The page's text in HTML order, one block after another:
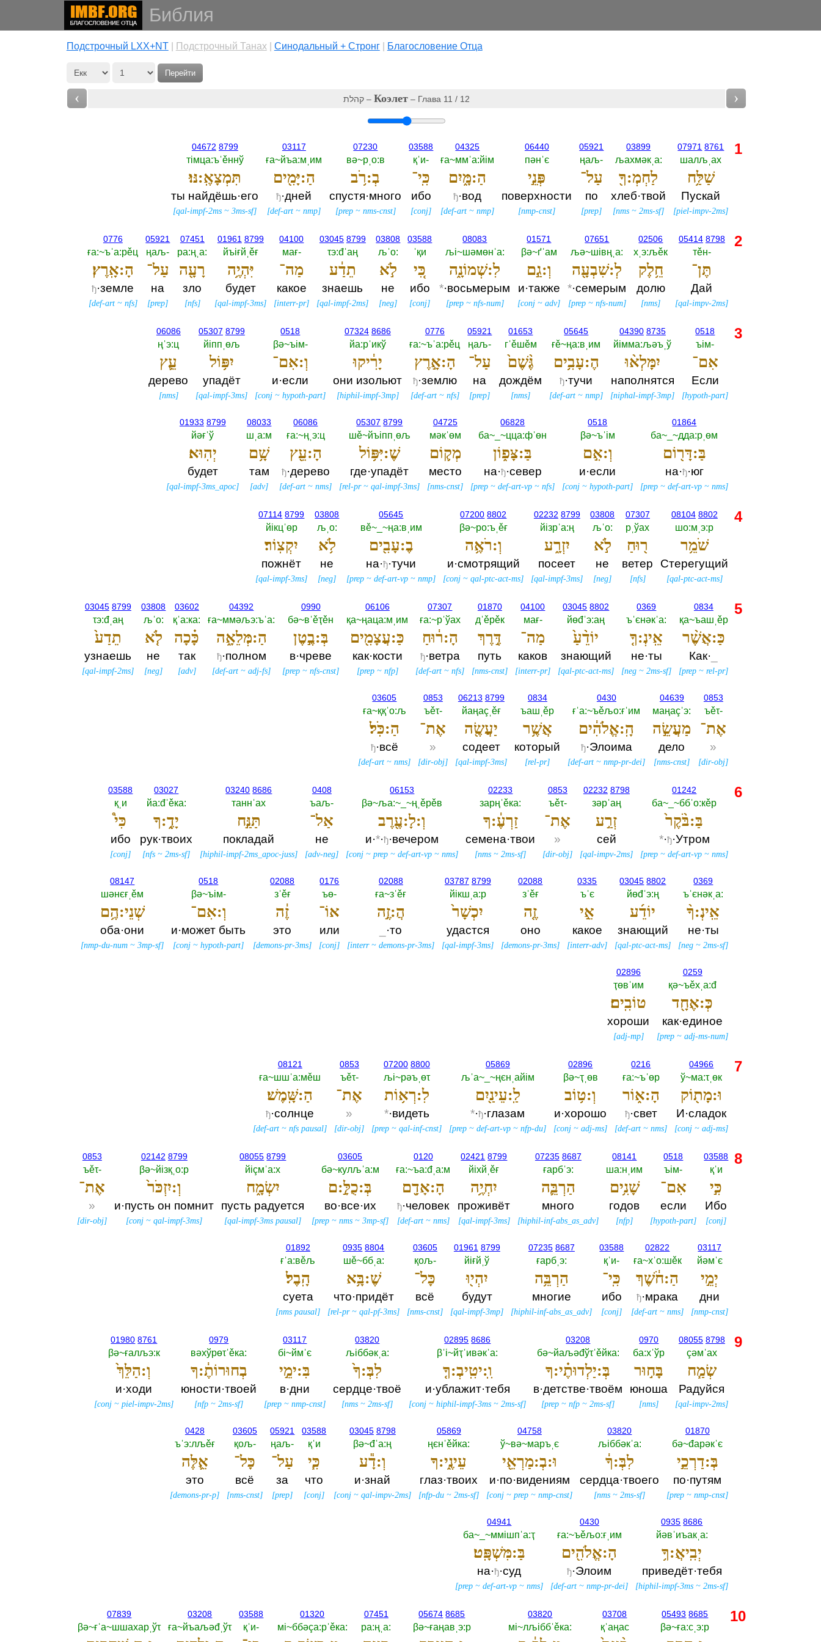
Библия
Подстрочный LXX+NT| Подстрочный Танах Cинодальный + Стронг| Благословение Отца
Перейти
‹ קהלת – Коэлет– Глава 11 / 12 ›
07971 8761
шалљˌах
שַׁלַּ֥ח
Пускай
[piel-impv-2ms]
03899
љахмәкˌа:‎
לַחְמְ:ךָ֖
хлеб·твой
[nms ~2ms-sf]
05921
ңаљ-‎
עַל־
по
[prep]
06440
пәнˈє
פְּנֵ֣י
поверхности
[nmp-cnst]
04325
ға~ммˈа:йiм
הַ:מָּ֑יִם
ђ·вод
[def-art ~nmp]
03588
қˈи-‎
כִּֽי־
ибо
[conj]
07230
вә~рˌо:в
בְ:רֹ֥ב
спустя·много
[prep~ nms-cnst]
03117
ға~йъа:мˌим
הַ:יָּמִ֖ים
ђ·дней
[def-art ~nmp]
04672 8799
тiмца:ъˈěннў
תִּמְצָאֶֽ:נּוּ׃
ты найдёшь·его
[qal-impf-2ms ~3ms-sf]
1
05414 8798
тěн-‎
תֶּן־
Дай
[qal-impv-2ms]
02506
хˌэ:љěк
חֵ֥לֶק
долю
[nms]
07651
љә~шiвңˌа:‎
לְ:שִׁבְעָ֖ה
*·семерым
[prep~ nfs-num]
01571
βә~ґˈам
וְ:גַ֣ם
и·также
[conj ~adv]
08083
љi~шәмөнˈа:‎
לִ:שְׁמוֹנָ֑ה
*·восьмерым
[prep~ nfs-num]
03588
ˈқи
כִּ֚י
ибо
[conj]
03808
љˈо:‎
לֹ֣א
не
[neg]
03045 8799
τэ:đˈаң
תֵדַ֔ע
знаешь
[qal-impf-2ms]
04100
мағ-‎
מַה־
какое
[interr-pr]
01961 8799
йъiғйˌěғ
יִּהְיֶ֥ה
будет
[qal-impf-3ms]
07451
ра:ңˌа:‎
רָעָ֖ה
зло
[nfs]
05921
ңаљ-‎
עַל־
на
[prep]
0776
ға:~ъˈа:рěц
הָ:אָֽרֶץ׃
ђ·земле
[def-art~ nfs]
2
0518
ъiм-‎
אִם־
Если
[hypoth-part]
04390 8735
йiмма:љәъˌў
יִמָּלְא֨וּ
наполнятся
[niphal-impf-3mp]
05645
ғě~ңа:вˌим
הֶ:עָבִ֥ים
ђ·тучи
[def-art ~nmp]
01653
гˈěшěм
גֶּ֨שֶׁם֙
дождём
[nms]
05921
ңаљ-‎
עַל־
на
[prep]
0776
ға:~ъˈа:рěц
הָ:אָ֣רֶץ
ђ·землю
[def-art~ nfs]
07324 8686
йа:рˈикў
יָרִ֔יקוּ
они изольют
[hiphil-impf-3mp]
0518
βә~ъiм-‎
וְ:אִם־
и·если
[conj ~hypoth-part]
05307 8799
йiппˌөљ
יִפּ֥וֹל
упадёт
[qal-impf-3ms]
06086
ңˈэ:ц
עֵ֛ץ
дерево
[nms]
01864
ба~_~дда:рˌөм
בַּ:דָּר֖וֹם
на·ђ·юг
[prep ~def-art-vp ~nms]
0518
βә~ъˈiм
וְ:אִ֣ם
и·если
[conj ~hypoth-part]
06828
ба~_~цца:фˈөн
בַּ:צָּפ֑וֹן
на·ђ·север
[prep ~def-art-vp ~nfs]
04725
мәкˈөм
מְק֛וֹם
место
[nms-cnst]
05307 8799
шě~йъiппˌөљ
שֶׁ:יִּפּ֥וֹל
где·упадёт
[rel-pr~qal-impf-3ms]
06086
ға:~ңˌэ:ц
הָ:עֵ֖ץ
ђ·дерево
[def-art ~nms]
08033
шˌа:м
שָׁ֥ם
там
[adv]
01933 8799
йәғˈў
יְהֽוּא׃
будет
[qal-impf-3ms_apoc]
3
08104 8802
шо:мˌэ:р
שֹׁמֵ֥ר
Стерегущий
[qal-ptc-act-ms]
07307
рˌўах
ר֖וּחַ
ветер
[nfs]
03808
љˈо:‎
לֹ֣א
не
[neg]
02232 8799
йiзрˈа:ң
יִזְרָ֑ע
посеет
[qal-impf-3ms]
07200 8802
βә~ро:ъˌěғ
וְ:רֹאֶ֥ה
и·смотрящий
[conj ~qal-ptc-act-ms]
05645
вě~_~ңа:вˌим
בֶ:עָבִ֖ים
на·ђ·тучи
[prep ~def-art-vp ~nmp]
03808
љˌо:‎
לֹ֥א
не
[neg]
07114 8799
йiкцˈөр
יִקְצֽוֹר׃
пожнёт
[qal-impf-3ms]
4
0834
қа~ъашˌěр
כַּ:אֲשֶׁ֨ר
Как·
[prep ~rel-pr]
0369
ъˈєнәкˈа:‎
אֵֽינְ:ךָ֤
не·ты
[neg ~2ms-sf]
03045 8802
йөđˈэ:аң
יוֹדֵ֨עַ֙
знающий
[qal-ptc-act-ms]
04100
мағ-‎
מַה־
каков
[interr-pr]
01870
дˈěрěк
דֶּ֣רֶךְ
путь
[nms-cnst]
07307
ға:~рˈўах
הָ:ר֔וּחַ
ђ·ветра
[def-art ~nfs]
06106
қа~ңаца:мˌим
כַּ:עֲצָמִ֖ים
как·кости
[prep~ nfp]
0990
бә~вˈěҭěн
בְּ:בֶ֣טֶן
в·чреве
[prep ~nfs-cnst]
04392
ға~ммәљэ:ъˈа:‎
הַ:מְּלֵאָ֑ה
ђ·полном
[def-art ~adj-fs]
03602
қˈа:ка:‎
כָּ֗כָה
так
[adv]
03808
љˈо:‎
לֹ֤א
не
[neg]
03045 8799
τэ:đˌаң
תֵדַע֙
узнаешь
[qal-impf-2ms]
0853
ъěτ-‎
אֶת־
»
[dir-obj]
04639
маңаçˈэ:‎
מַעֲשֵׂ֣ה
дело
[nms-cnst]
0430
ғˈа:~ъěљо:ғˈим
הָֽ:אֱלֹהִ֔ים
ђ·Элоима
[def-art ~nmp-pr-dei]
0834
ъашˌěр
אֲשֶׁ֥ר
который
[rel-pr]
06213 8799
йаңаçˌěғ
יַעֲשֶׂ֖ה
содеет
[qal-impf-3ms]
0853
ъěτ-‎
אֶת־
»
[dir-obj]
03605
ға~ққˈо:љ
הַ:כֹּֽל׃
ђ·всё
[def-art ~nms]
5
01242
ба~_~ббˈо:кěр
בַּ:בֹּ֨קֶר֙
*·ђ·Утром
[prep ~def-art-vp ~nms]
02232 8798
зәрˈаң
זְרַ֣ע
сей
[qal-impv-2ms]
0853
ъěτ-‎
אֶת־
»
[dir-obj]
02233
зарңˈěка:‎
זַרְעֶ֔:ךָ
семена·твои
[nms ~2ms-sf]
06153
βә~ља:~_~ңˌěрěв
וְ:לָ:עֶ֖רֶב
и·*·ђ·вечером
[conj ~prep ~def-art-vp ~nms]
0408
ъаљ-‎
אַל־
не
[adv-neg]
03240 8686
таннˈах
תַּנַּ֣ח
покладай
[hiphil-impf-2ms_apoc-juss]
03027
йа:đˈěка:‎
יָדֶ֑:ךָ
рук·твоих
[nfs ~2ms-sf]
03588
қˌи
כִּי֩
ибо
[conj]
0369
ъˈєнәкˌа:‎
אֵֽינְ:ךָ֨
не·ты
[neg ~2ms-sf]
03045 8802
йөđˈэ:ң
יוֹדֵ֜ע
знающий
[qal-ptc-act-ms]
0335
ъˈє
אֵ֣י
какое
[interr-adv]
02088
зˈěғ
זֶ֤ה
оно
[demons-pr-3ms]
03787 8799
йiкшˌа:р
יִכְשָׁר֙
удастся
[qal-impf-3ms]
02088
ға~зˈěғ
הֲ:זֶ֣ה
·то
[interr~demons-pr-3ms]
0176
ъө-‎
אוֹ־
или
[conj]
02088
зˈěғ
זֶ֔ה
это
[demons-pr-3ms]
0518
βә~ъiм-‎
וְ:אִם־
и·может быть
[conj ~hypoth-part]
08147
шәнєғˌěм
שְׁנֵי:הֶ֥ם
оба·они
[nmp-du-num ~3mp-sf]
0259
қә~ъěхˌа:đ
כְּ:אֶחָ֖ד
как·единое
[prep ~adj-ms-num]
02896
ҭөвˈим
טוֹבִֽים׃
хороши
[adj-mp]
6
04966
ў~ма:τˌөк
וּ:מָת֖וֹק
И·сладок
[conj ~adj-ms]
0216
ға:~ъˈөр
הָ:א֑וֹר
ђ·свет
[def-art ~nms]
02896
βә~ҭˌөв
וְ:ט֥וֹב
и·хорошо
[conj ~adj-ms]
05869
љˈа~_~ңєнˌайiм
לַֽ:עֵינַ֖יִם
*·ђ·глазам
[prep ~def-art-vp ~nfp-du]
07200 8800
љi~рәъˌөτ
לִ:רְא֥וֹת
*·видеть
[prep ~qal-inf-cnst]
0853
ъěτ-‎
אֶת־
»
[dir-obj]
08121
ға~шшˈа:мěш
הַ:שָּֽׁמֶשׁ׃
ђ·солнце
[def-art ~nfs pausal]
7
03588
қˈи
כִּ֣י
Ибо
[conj]
0518
ъiм-‎
אִם־
если
[hypoth-part]
08141
ша:нˌим
שָׁנִ֥ים
годов
[nfp]
07235 8687
ғарбˈэ:‎
הַרְבֵּ֛ה
много
[hiphil-inf-abs_as_adv]
02421 8799
йiхйˌěғ
יִחְיֶ֥ה
проживёт
[qal-impf-3ms]
0120
ға:~ъа:đˌа:м
הָ:אָדָ֖ם
ђ·человек
[def-art~ nms]
03605
бә~кулљˈа:м
בְּ:כֻלָּ֣:ם
во·все·их
[prep ~nms ~3mp-sf]
08055 8799
йiçмˈа:х
יִשְׂמָ֑ח
пусть радуется
[qal-impf-3ms pausal]
02142 8799
βә~йiзқˌо:р
וְ:יִזְכֹּר֙
и·пусть он помнит
[conj ~qal-impf-3ms]
0853
ъěτ-‎
אֶת־
»
[dir-obj]
03117
йәмˈє
יְמֵ֣י
дни
[nmp-cnst]
02822
ға~хˈо:шěк
הַ:חֹ֔שֶׁךְ
ђ·мрака
[def-art ~nms]
03588
қˈи-‎
כִּֽי־
ибо
[conj]
07235 8687
ғарбˌэ:‎
הַרְבֵּ֥ה
многие
[hiphil-inf-abs_as_adv]
01961 8799
йiғйˌў
יִהְי֖וּ
будут
[qal-impf-3mp]
03605
қољ-‎
כָּל־
всё
[nms-cnst]
0935 8804
шě~ббˌа:‎
שֶׁ:בָּ֥א
что·придёт
[rel-pr~qal-pf-3ms]
01892
ғˈа:вěљ
הָֽבֶל׃
суета
[nms pausal]
8
08055 8798
çәмˈах
שְׂמַ֧ח
Радуйся
[qal-impv-2ms]
0970
ба:хˈўр
בָּח֣וּר
юноша
[nms]
03208
бә~йаљәđўτˈěйка:‎
בְּ:יַלְדוּתֶ֗י:ךָ
в·детстве·твоём
[prep ~nfp ~2ms-sf]
02895 8686
βˈi~йҭˈивәкˈа:‎
וִֽ:יטִֽיבְ:ךָ֤
и·ублажит·тебя
[conj ~hiphil-impf-3ms ~2ms-sf]
03820
љiббәкˌа:‎
לִבְּ:ךָ֙
сердце·твоё
[nms ~2ms-sf]
03117
бi~ймˈє
בִּ:ימֵ֣י
в·дни
[prep ~nmp-cnst]
0979
вәхўрөτˈěка:‎
בְחוּרוֹתֶ֔:ךָ
юности·твоей
[nfp ~2ms-sf]
01980 8761
βә~ғалљэ:к
וְ:הַלֵּךְ֙
и·ходи
[conj ~piel-impv-2ms]
01870
бә~đарәкˈє
בְּ:דַרְכֵ֣י
по·путям
[prep ~nmp-cnst]
03820
љiббәкˈа:‎
לִבְּ:ךָ֔
сердца·твоего
[nms ~2ms-sf]
04758
ў~вә~маръˌє
וּ:בְ:מַרְאֵ֖י
и·по·видениям
[conj ~prep ~nmp-cnst]
05869
ңєнˈěйка:‎
עֵינֶ֑י:ךָ
глаз·твоих
[nfp-du ~2ms-sf]
03045 8798
βә~đˈа:ң
וְ:דָ֕ע
и·знай
[conj ~qal-impv-2ms]
03588
қˈи
כִּ֧י
что
[conj]
05921
ңаљ-‎
עַל־
за
[prep]
03605
қољ-‎
כָּל־
всё
[nms-cnst]
0428
ъˈэ:лљěғ
אֵ֛לֶּה
это
[demons-pr-p]
0935 8686
йәвˈиъакˌа:‎
יְבִֽיאֲ:ךָ֥
приведёт·тебя
[hiphil-impf-3ms ~2ms-sf]
0430
ға:~ъěљо:ғˌим
הָ:אֱלֹהִ֖ים
ђ·Элоим
[def-art ~nmp-pr-dei]
04941
ба~_~ммiшпˈа:ҭ
בַּ:מִּשְׁפָּֽט׃
на·ђ·суд
[prep ~def-art-vp ~nms]
9
05493 8685
βә~ға:сˌэ:р
03708
қˈаңас
03820
мi~лљiббˈěка:‎
05674 8685
βә~ғаңавˌэ:р
07451
ра:ңˌа:‎
01320
мi~ббәçа:рˈěка:‎
03588
қˈи-‎
03208
ға~йъаљәđˌўτ
07839
βә~ғˈа~шшахарˌўτ
10